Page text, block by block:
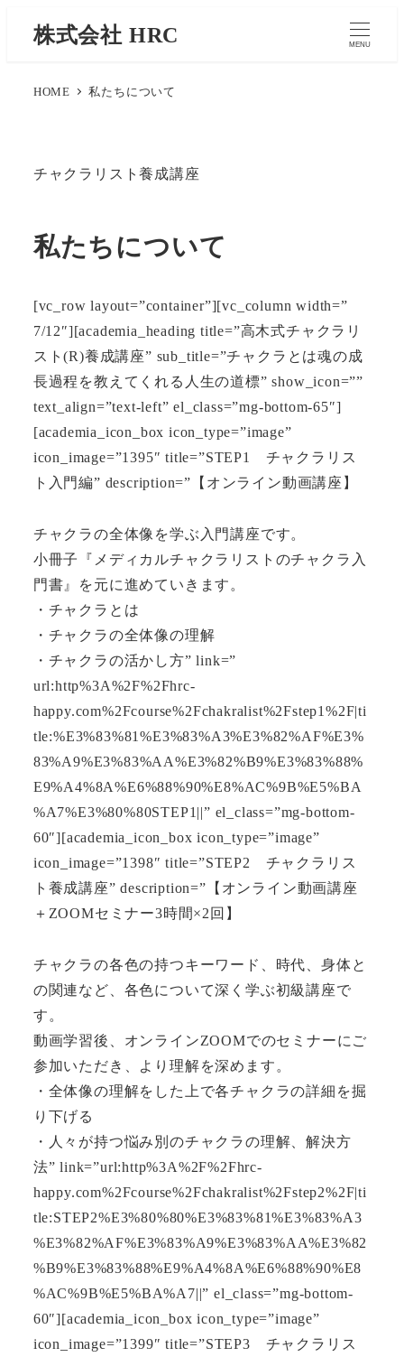
株式会社 HRC MENU
HOME 私たちについて
チャクラリスト養成講座
私たちについて
[vc_row layout=”container”][vc_column width=”
7/12″][academia_heading title=”高木式チャクラリ
スト(R)養成講座” sub_title=”チャクラとは魂の成
長過程を教えてくれる人生の道標” show_icon=””
text_align=”text-left” el_class=”mg-bottom-65″]
[academia_icon_box icon_type=”image”
icon_image=”1395″ title=”STEP1 チャクラリス
ト入門編” description=”【オンライン動画講座】
チャクラの全体像を学ぶ入門講座です。
小冊子『メディカルチャクラリストのチャクラ入
門書』を元に進めていきます。
・チャクラとは
・チャクラの全体像の理解
・チャクラの活かし方” link=”
url:http%3A%2F%2Fhrc-
happy.com%2Fcourse%2Fchakralist%2Fstep1%2F|ti
tle:%E3%83%81%E3%83%A3%E3%82%AF%E3%
83%A9%E3%83%AA%E3%82%B9%E3%83%88%
E9%A4%8A%E6%88%90%E8%AC%9B%E5%BA
%A7%E3%80%80STEP1||” el_class=”mg-bottom-
60″][academia_icon_box icon_type=”image”
icon_image=”1398″ title=”STEP2 チャクラリス
ト養成講座” description=”【オンライン動画講座
＋ZOOMセミナー3時間×2回】
チャクラの各色の持つキーワード、時代、身体と
の関連など、各色について深く学ぶ初級講座で
す。
動画学習後、オンラインZOOMでのセミナーにご
参加いただき、より理解を深めます。
・全体像の理解をした上で各チャクラの詳細を掘
り下げる
・人々が持つ悩み別のチャクラの理解、解決方
法” link=”url:http%3A%2F%2Fhrc-
happy.com%2Fcourse%2Fchakralist%2Fstep2%2F|ti
tle:STEP2%E3%80%80%E3%83%81%E3%83%A3
%E3%82%AF%E3%83%A9%E3%83%AA%E3%82
%B9%E3%83%88%E9%A4%8A%E6%88%90%E8
%AC%9B%E5%BA%A7||” el_class=”mg-bottom-
60″][academia_icon_box icon_type=”image”
icon_image=”1399″ title=”STEP3 チャクラリス